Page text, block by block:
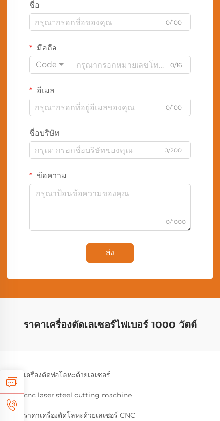
ชื่อ
0/100
มือถือ
Code
0/16
อีเมล
0/100
ชื่อบริษัท
0/200
ข้อความ
0/1000
ส่ง
ราคาเครื่องตัดเลเซอร์ไฟเบอร์ 1000 วัตต์
เครื่องตัดท่อโลหะด้วยเลเซอร์
cnc laser steel cutting machine
ราคาเครื่องตัดโลหะด้วยเลเซอร์ CNC